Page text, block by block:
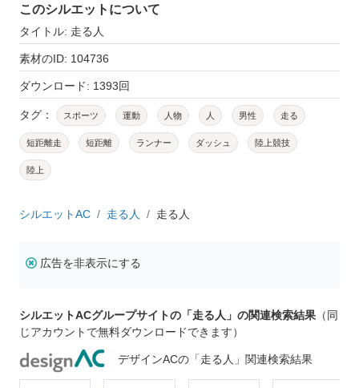
このシルエットについて
タイトル: 走る人
素材のID: 104736
ダウンロード: 1393回
タグ： スポーツ 運動 人物 人 男性 走る
短距離走 短距離 ランナー ダッシュ 陸上競技
陸上
シルエットAC 走る人 走る人
広告を非表示にする
シルエットACグループサイトの「走る人」の関連検索結果 （同
じアカウントで無料ダウンロードできます）
デザインACの「走る人」関連検索結果